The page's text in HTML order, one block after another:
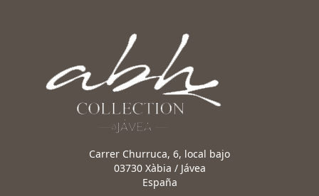
Carrer Churruca, 6, local bajo
03730 Xàbia / Jávea
España